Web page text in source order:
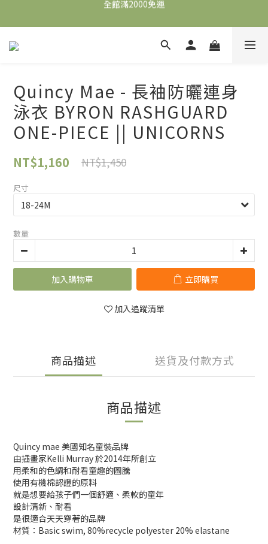
加入會員，即可獲得$100購物金，可立即於首購使用。
滿5000送500購物金，滿8000送800購物金
全館滿2000免運
Quincy Mae - 長袖防曬連身
泳衣 BYRON RASHGUARD
ONE-PIECE || UNICORNS
NT$1,160 NT$1,450
尺寸
數量
加入購物車 立即購買
加入追蹤清單
商品描述 送貨及付款方式
商品描述
Quincy mae 美國知名童裝品牌
由插畫家Kelli Murray 於2014年所創立
用柔和的色調和耐看童趣的圖騰
使用有機棉認證的原料
就是想要給孩子們一個舒適、柔軟的童年
設計清新、耐看
是很適合天天穿著的品牌
材質：Basic swim, 80%recycle polyester 20% elastane